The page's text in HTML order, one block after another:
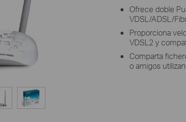
Ofrece doble
VDSL/ADSL/
Proporciona
VDSL2 y
Comparta
o amigos